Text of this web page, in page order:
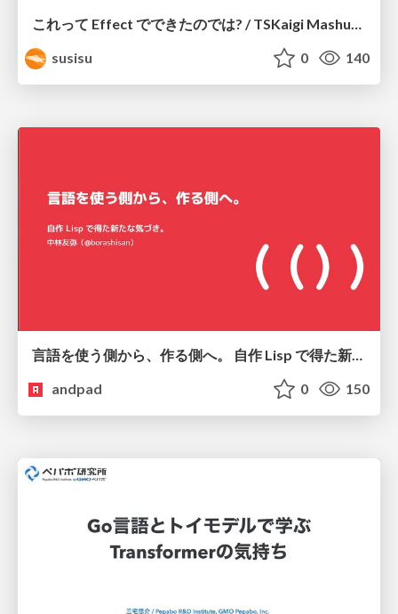
これって Effect でできたのでは? / TSKaigi Mashup Kansai #2
susisu
0 140
言語を使う側から、作る側へ。 自作 Lisp で得た新たな気づき。
andpad
0 150